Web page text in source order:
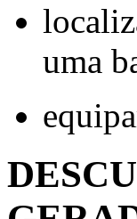
uma